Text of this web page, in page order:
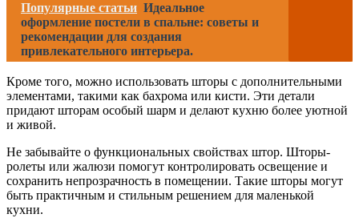
Популярные статьи Идеальное
оформление постели в спальне: советы и
рекомендации для создания
привлекательного интерьера.
Кроме того, можно использовать шторы с дополнительными
элементами, такими как бахрома или кисти. Эти детали
придают шторам особый шарм и делают кухню более уютной
и живой.
Не забывайте о функциональных свойствах штор. Шторы-
ролеты или жалюзи помогут контролировать освещение и
сохранить непрозрачность в помещении. Такие шторы могут
быть практичным и стильным решением для маленькой
кухни.